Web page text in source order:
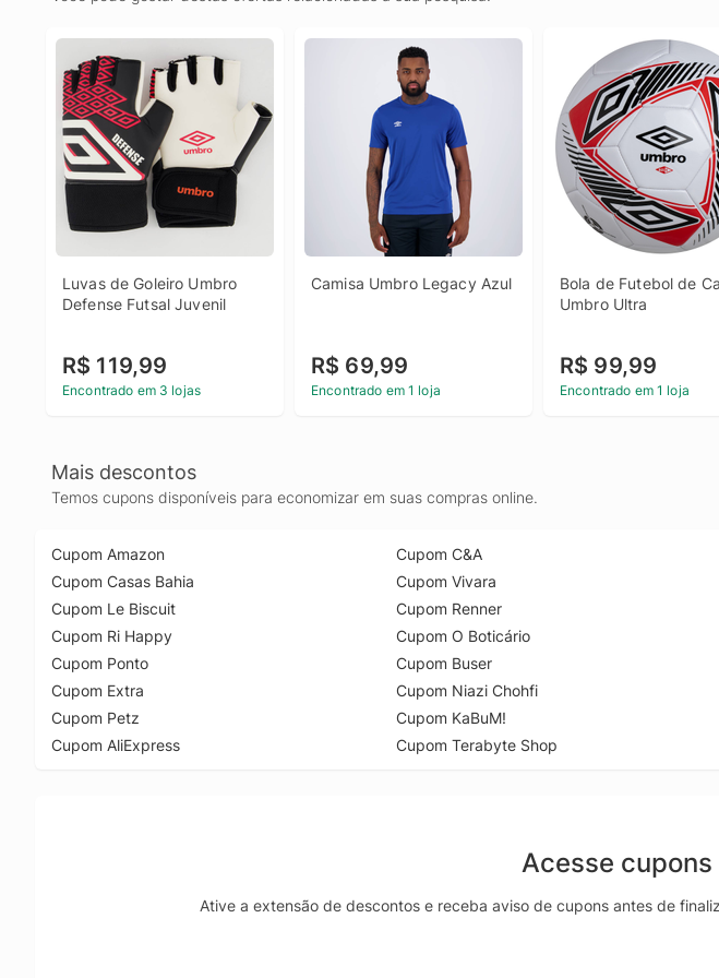
Luvas de Goleiro Umbro
Defense Futsal Juvenil
R$ 119,99
Encontrado em 3 lojas
Camisa Umbro Legacy Azul
R$ 69,99
Encontrado em 1 loja
Bola de Futebol de
Umbro Ultra
R$ 99,99
Encontrado em 1 loja
Mais descontos
Temos cupons disponíveis para economizar em suas compras online.
Cupom Amazon
Cupom Casas Bahia
Cupom Le Biscuit
Cupom Ri Happy
Cupom Ponto
Cupom Extra
Cupom Petz
Cupom AliExpress
Cupom C&A
Cupom Vivara
Cupom Renner
Cupom O Boticário
Cupom Buser
Cupom Niazi Chohfi
Cupom KaBuM!
Cupom Terabyte Shop
Acesse
Ative a extensão de descontos e receba aviso de cupons antes de